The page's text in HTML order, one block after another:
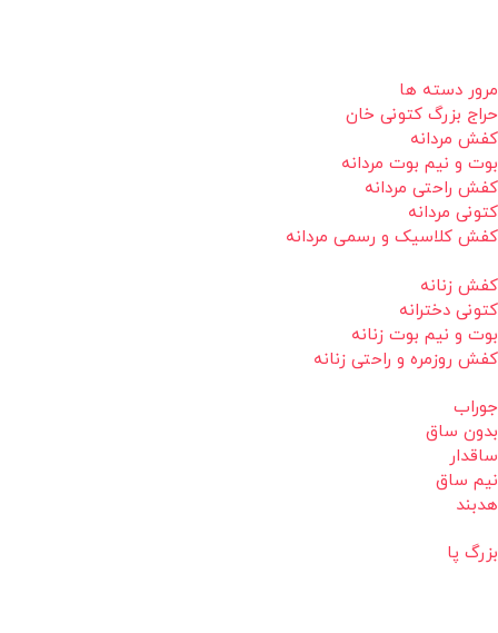
مرور دسته ها
حراج بزرگ کتونی خان
کفش مردانه
بوت و نیم بوت مردانه
کفش راحتی مردانه
کتونی مردانه
کفش کلاسیک و رسمی مردانه
کفش زنانه
کتونی دخترانه
بوت و نیم بوت زنانه
کفش روزمره و راحتی زنانه
جوراب
بدون ساق
ساقدار
نیم ساق
هدبند
بزرگ پا